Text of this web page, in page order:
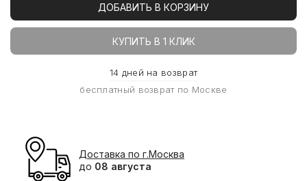
ДОБАВИТЬ В КОРЗИНУ
КУПИТЬ В 1 КЛИК
14 дней на возврат
бесплатный возврат по Москве
Доставка по г.Москва
до 08 августа